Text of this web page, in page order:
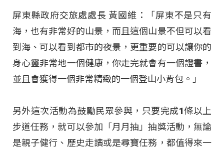
屏東縣政府交旅處處長 黃國維：「屏東不是只有
海，也有非常好的山景，而且這個山景不但可以看
到海、可以看到都市的夜景，更重要的可以讓你的
身心靈非常地一個健康，你走完就會有一個證書，
並且會獲得一個非常精緻的一個登山小背包。」
另外這次活動為鼓勵民眾參與，只要完成1條以上
步道任務，就可以參加「月月抽」抽獎活動，無論
是親子健行、歷史走讀或是尋寶任務，都值得來一